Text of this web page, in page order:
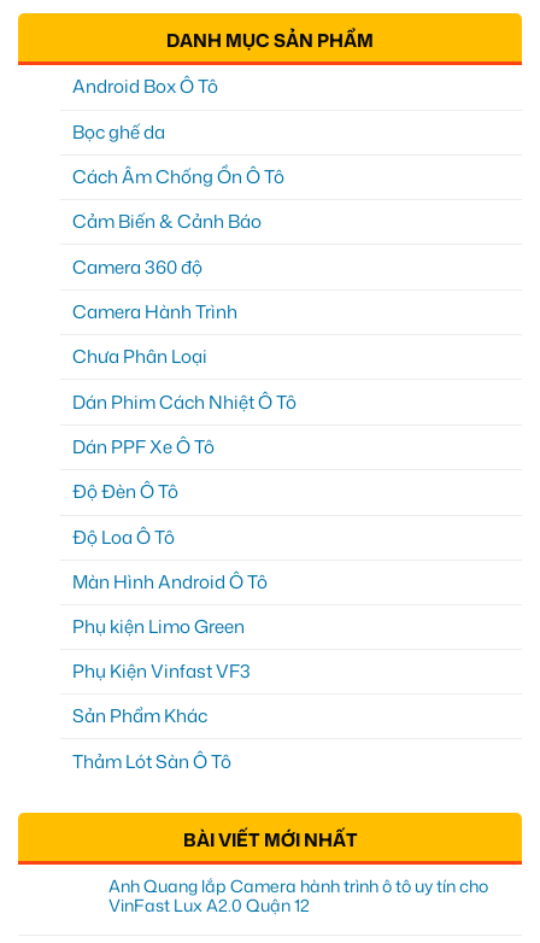
DANH MỤC SẢN PHẨM
Android Box Ô Tô
Bọc ghế da
Cách Âm Chống Ồn Ô Tô
Cảm Biến & Cảnh Báo
Camera 360 độ
Camera Hành Trình
Chưa Phân Loại
Dán Phim Cách Nhiệt Ô Tô
Dán PPF Xe Ô Tô
Độ Đèn Ô Tô
Độ Loa Ô Tô
Màn Hình Android Ô Tô
Phụ kiện Limo Green
Phụ Kiện Vinfast VF3
Sản Phẩm Khác
Thảm Lót Sàn Ô Tô
BÀI VIẾT MỚI NHẤT
Anh Quang lắp Camera hành trình ô tô uy tín cho
VinFast Lux A2.0 Quận 12